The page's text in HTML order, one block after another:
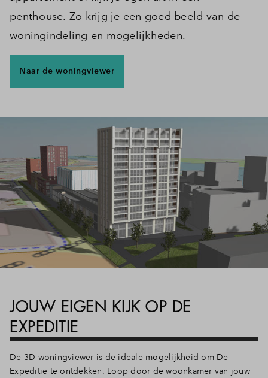
Inloggen
penthouse. Zo krijg je een goed beeld van de
woningindeling en mogelijkheden.
Naar de woningviewer
JOUW EIGEN KIJK OP DE
EXPEDITIE
De 3D-woningviewer is de ideale mogelijkheid om De
Expeditie te ontdekken. Loop door de woonkamer van jouw